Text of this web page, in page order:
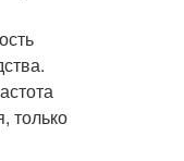
только